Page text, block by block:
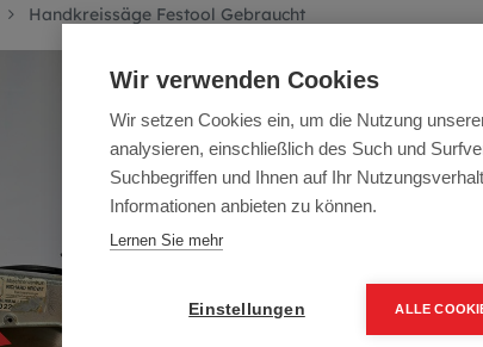
Handkreissäge Festool Gebraucht
1.200,00
Wir verwenden Cookies
Wir setzen Cookies ein, um die Nutzung
analysieren, einschließlich des Such und
Suchbegriffen und Ihnen auf Ihr
Informationen anbieten zu können.
Lernen Sie mehr
Einstellungen ALLE